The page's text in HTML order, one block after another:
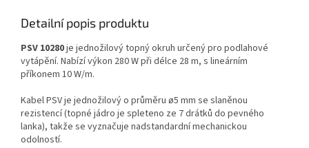
Detailní popis produktu
PSV 10280je jednožilový topný okruh určený pro podlahové
vytápění. Nabízí výkon 280 W při délce 28 m, s lineárním
příkonem 10 W/m.
Kabel PSV je jednožilový o průměru ø5 mm se slaněnou
rezistencí (topné jádro je spleteno ze 7 drátků do pevného
lanka), takže se vyznačuje nadstandardní mechanickou
odolností.